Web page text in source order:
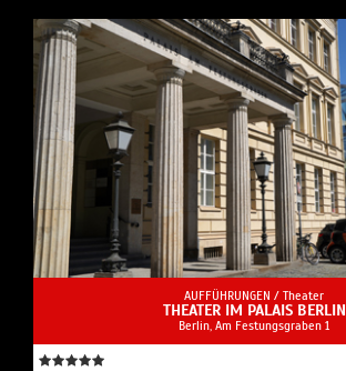
AUFFÜHRUNGEN / Theater
THEATER IM PALAIS BERLIN
Berlin, Am Festungsgraben 1